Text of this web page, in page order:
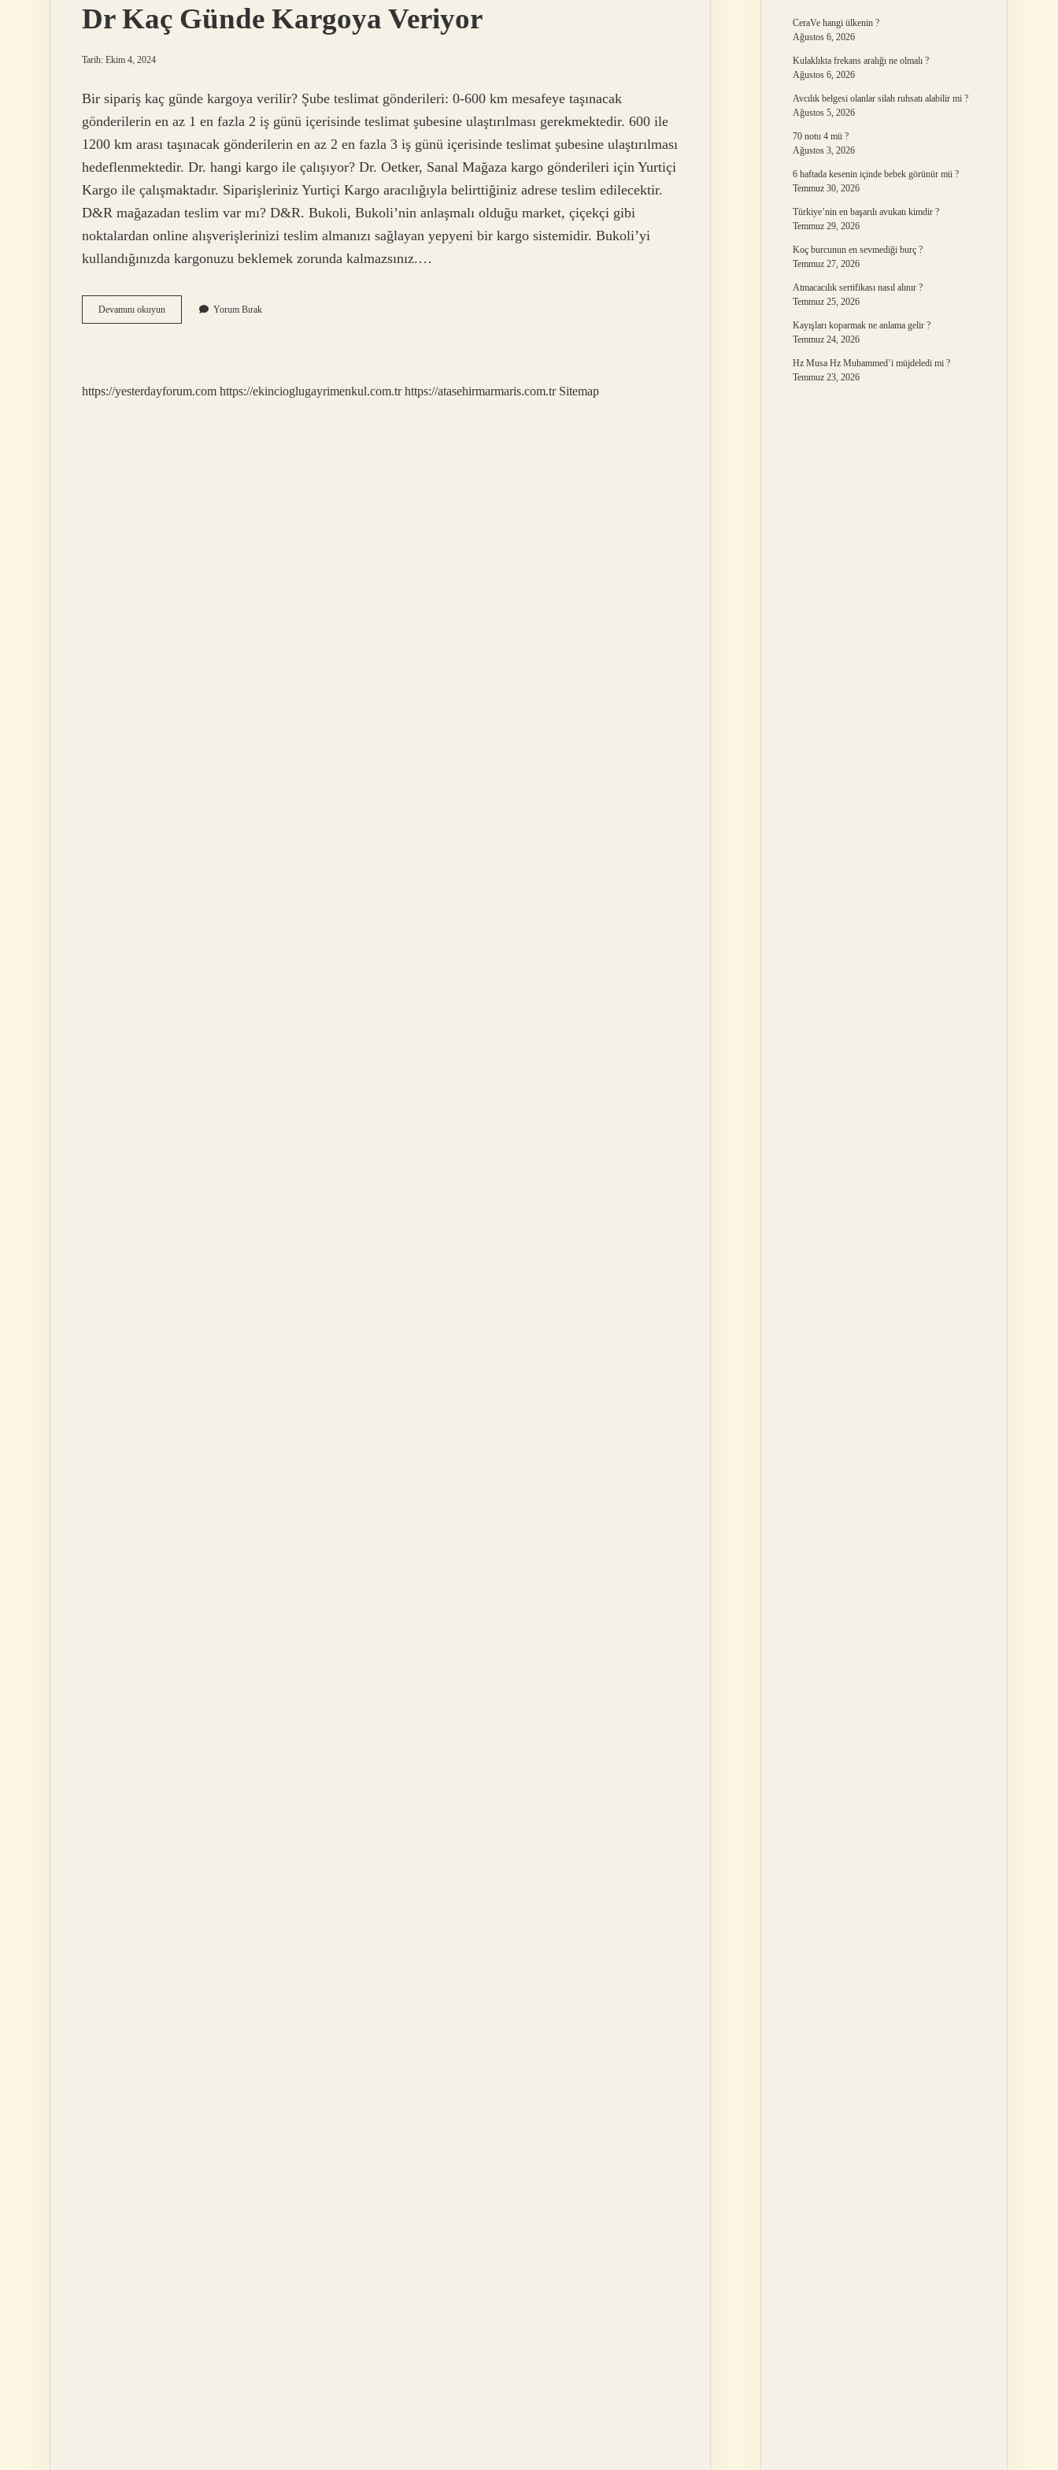
Dr Kaç Günde Kargoya Veriyor
Tarih: Ekim 4, 2024
Bir sipariş kaç günde kargoya verilir? Şube teslimat gönderileri: 0-600 km mesafeye taşınacak
gönderilerin en az 1 en fazla 2 iş günü içerisinde teslimat şubesine ulaştırılması gerekmektedir. 600 ile
1200 km arası taşınacak gönderilerin en az 2 en fazla 3 iş günü içerisinde teslimat şubesine ulaştırılması
hedeflenmektedir. Dr. hangi kargo ile çalışıyor? Dr. Oetker, Sanal Mağaza kargo gönderileri için Yurtiçi
Kargo ile çalışmaktadır. Siparişleriniz Yurtiçi Kargo aracılığıyla belirttiğiniz adrese teslim edilecektir.
D&R mağazadan teslim var mı? D&R. Bukoli, Bukoli’nin anlaşmalı olduğu market, çiçekçi gibi
noktalardan online alışverişlerinizi teslim almanızı sağlayan yepyeni bir kargo sistemidir. Bukoli’yi
kullandığınızda kargonuzu beklemek zorunda kalmazsınız.…
Devamını okuyunDr
Kaç
Yorum Bırak
https://yesterdayforum.com https://ekincioglugayrimenkul.com.tr https://atasehirmarmaris.com.tr Sitemap
CeraVe hangi ülkenin ?
Ağustos 6, 2026
Kulaklıkta frekans aralığı ne olmalı ?
Ağustos 6, 2026
Avcılık belgesi olanlar silah ruhsatı alabilir mi ?
Ağustos 5, 2026
70 notu 4 mü ?
Ağustos 3, 2026
6 haftada kesenin içinde bebek görünür mü ?
Temmuz 30, 2026
Türkiye’nin en başarılı avukatı kimdir ?
Temmuz 29, 2026
Koç burcunun en sevmediği burç ?
Temmuz 27, 2026
Atmacacılık sertifikası nasıl alınır ?
Temmuz 25, 2026
Kayışları koparmak ne anlama gelir ?
Temmuz 24, 2026
Hz Musa Hz Muhammed’i müjdeledi mi ?
Temmuz 23, 2026